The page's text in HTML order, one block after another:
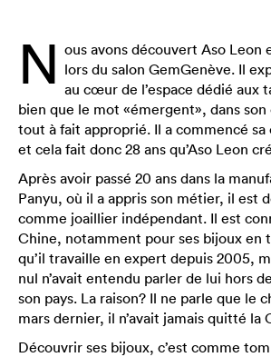
N ous avons découvert Aso Leon
lors du salon GemGenève. Il
au cœur de l’espace dédié aux
bien que le mot «émergent», dans son
tout à fait approprié. Il a commencé sa
et cela fait donc 28 ans qu’Aso Leon
Après avoir passé 20 ans dans la
Panyu, où il a appris son métier, il est
comme joaillier indépendant. Il est
Chine, notamment pour ses bijoux en
qu’il travaille en expert depuis 2005,
nul n’avait entendu parler de lui hors
son pays. La raison? Il ne parle que le
mars dernier, il n’avait jamais quitté la
Découvrir ses bijoux, c’est comme